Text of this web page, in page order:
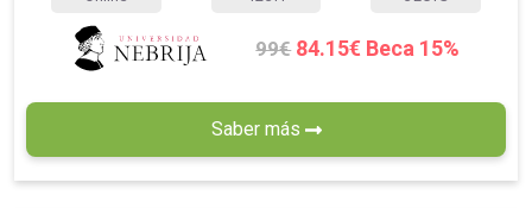
99€ 84.15€ Beca 15%
Saber más